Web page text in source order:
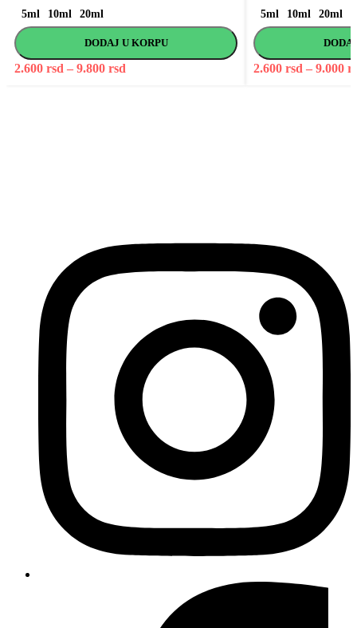
multiple
variants.
options
5ml 10ml 20ml
DODAJ U KORPU
2.600 rsd – 9.800 rsd
multiple
variants.
options
5ml 10ml 20ml
2.600 rsd – 9.000